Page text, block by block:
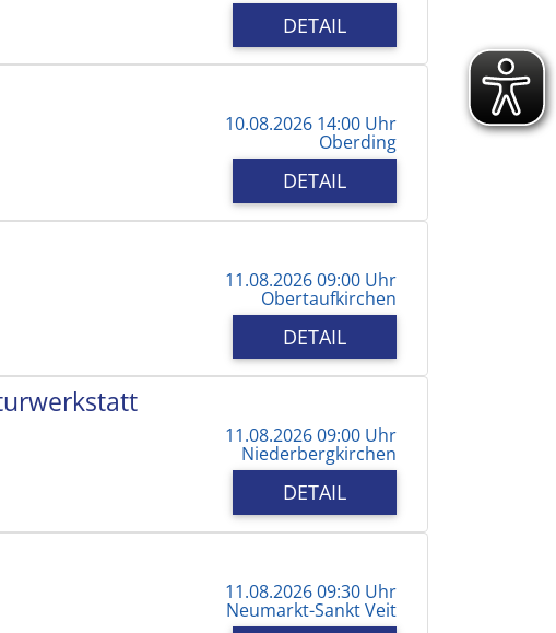
DETAIL
10.08.2026 14:00 Uhr
Oberding
DETAIL
11.08.2026 09:00 Uhr
Obertaufkirchen
DETAIL
11.08.2026 09:00 Uhr
Niederbergkirchen
DETAIL
11.08.2026 09:30 Uhr
Neumarkt-Sankt Veit